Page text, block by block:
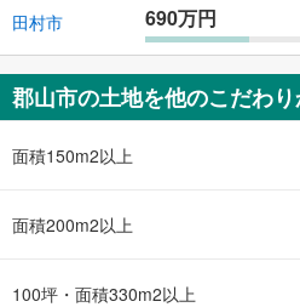
田村市 690万円
郡山市の土地を他のこだわ
面積150m2以上
面積200m2以上
100坪・面積330m2以上